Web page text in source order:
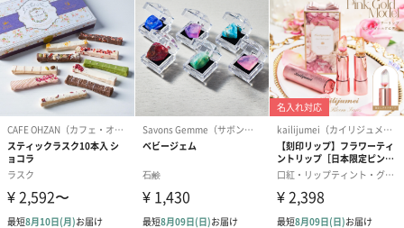
アールグレイ（HAPPY
BIRTHDAY TO YOU）
（660円）
アールグレイティー
（660円）
フルーツティ
円）
スイーツ
スイーツを同梱してお届けいたします。ギフトへの＋αにおすすめ
です。